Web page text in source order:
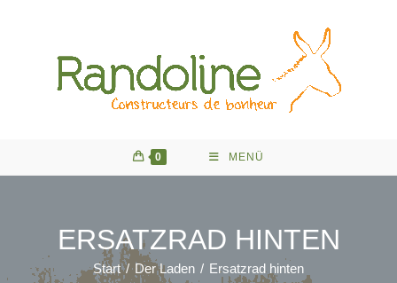
0 MENÜ
ERSATZRAD HINTEN
Start / Der Laden / Ersatzrad hinten